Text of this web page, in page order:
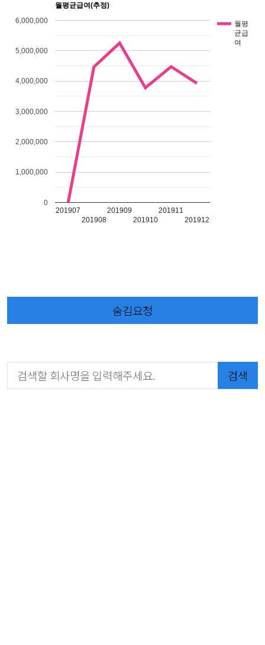
월평균급여(추정)
월평
균급
여
201907
201908
201909
201910
201911
201912
0
1,000,000
2,000,000
3,000,000
4,000,000
5,000,000
6,000,000
숨김요청
검색